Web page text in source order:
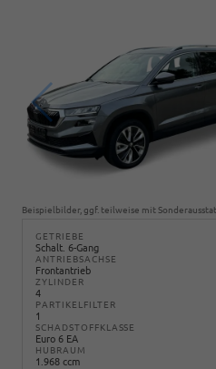
Beispielbilder, ggf. teilweise mit
GETRIEBE
Schalt. 6-Gang
ANTRIEBSACHSE
Frontantrieb
ZYLINDER
4
PARTIKELFILTER
1
SCHADSTOFFKLASSE
Euro 6 EA
HUBRAUM
1.968 ccm